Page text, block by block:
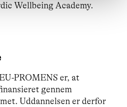
Wellbeing Academy.
PROMENS er, at
gennem
Uddannelsen er derfor